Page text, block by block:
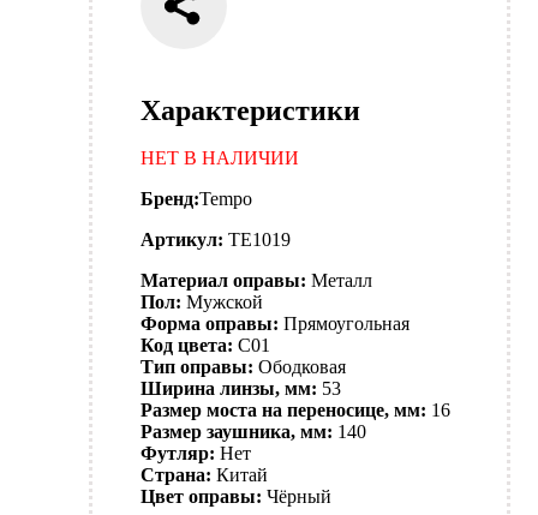
Характеристики
НЕТ В НАЛИЧИИ
Бренд:Tempo
Артикул: TE1019
Материал оправы: Металл
Пол: Мужской
Форма оправы: Прямоугольная
Код цвета: C01
Тип оправы: Ободковая
Ширина линзы, мм: 53
Размер моста на переносице, мм: 16
Размер заушника, мм: 140
Футляр: Нет
Страна: Китай
Цвет оправы: Чёрный